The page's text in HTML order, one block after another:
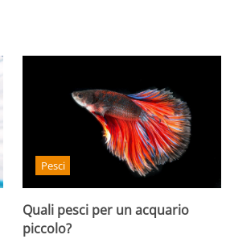
Pesci
Quali pesci per un acquario
piccolo?